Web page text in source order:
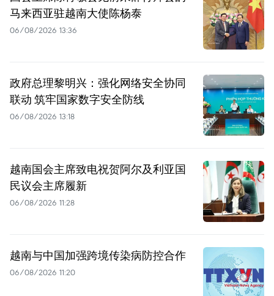
马来西亚驻越南大使陈杨泰
06/08/2026 13:36
政府总理黎明兴：强化网络安全协同
联动 筑牢国家数字安全防线
06/08/2026 13:18
越南国会主席致电祝贺阿尔及利亚国
民议会主席履新
06/08/2026 11:28
越南与中国加强跨境传染病防控合作
06/08/2026 11:20